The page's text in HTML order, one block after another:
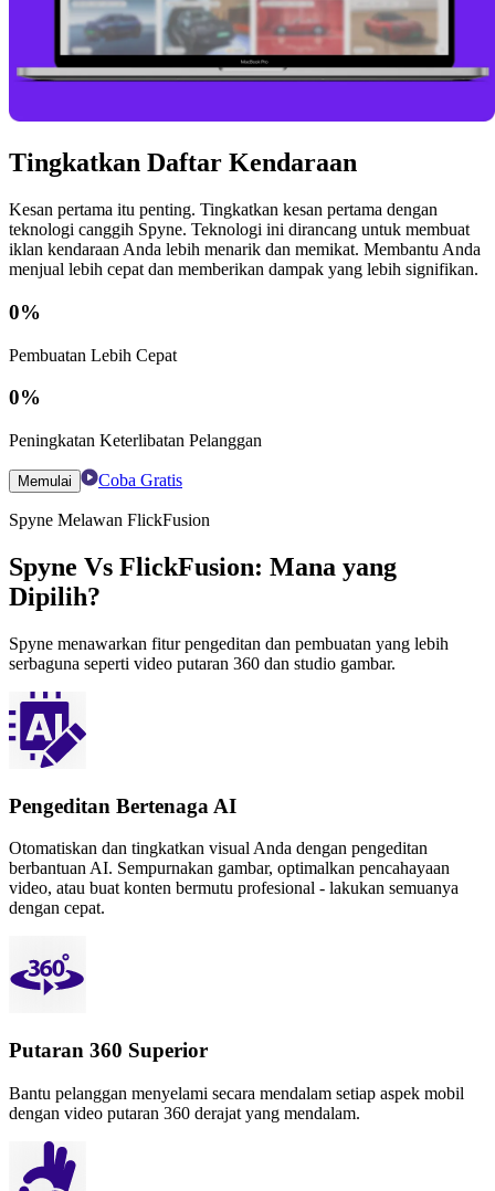
Tingkatkan Daftar Kendaraan
Kesan pertama itu penting. Tingkatkan kesan pertama dengan
teknologi canggih Spyne. Teknologi ini dirancang untuk membuat
iklan kendaraan Anda lebih menarik dan memikat. Membantu Anda
menjual lebih cepat dan memberikan dampak yang lebih signifikan.
0%
Pembuatan Lebih Cepat
0%
Peningkatan Keterlibatan Pelanggan
Memulai Coba Gratis
Spyne Melawan FlickFusion
Spyne Vs FlickFusion: Mana yang
Dipilih?
Spyne menawarkan fitur pengeditan dan pembuatan yang lebih
serbaguna seperti video putaran 360 dan studio gambar.
Pengeditan Bertenaga AI
Otomatiskan dan tingkatkan visual Anda dengan pengeditan
berbantuan AI. Sempurnakan gambar, optimalkan pencahayaan
video, atau buat konten bermutu profesional - lakukan semuanya
dengan cepat.
Putaran 360 Superior
Bantu pelanggan menyelami secara mendalam setiap aspek mobil
dengan video putaran 360 derajat yang mendalam.